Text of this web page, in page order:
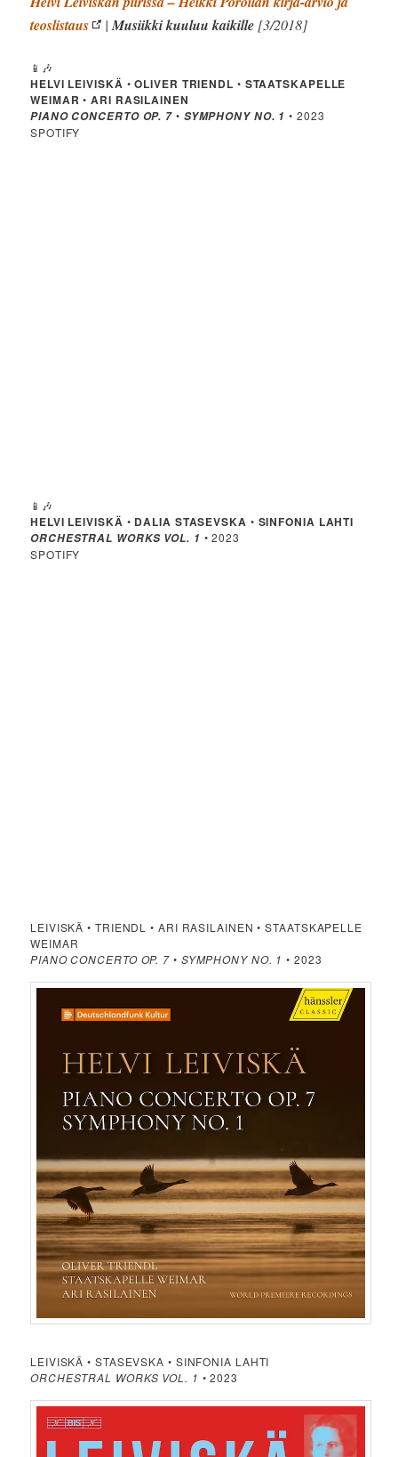
teoslistaus
|Musiikki kuuluu kaikille [3/2018]
📱🎶
HELVI LEIVISKÄ •OLIVER TRIENDL • STAATSKAPELLE
WEIMAR •ARI RASILAINEN
PIANO CONCERTO OP. 7 • SYMPHONY NO. 1 • 2023
SPOTIFY
📱🎶
HELVI LEIVISKÄ • DALIA STASEVSKA • SINFONIA LAHTI
ORCHESTRAL WORKS VOL. 1 • 2023
SPOTIFY
LEIVISKÄ • TRIENDL • ARI RASILAINEN • STAATSKAPELLE
WEIMAR
PIANO CONCERTO OP. 7 • SYMPHONY NO. 1 • 2023
LEIVISKÄ • STASEVSKA • SINFONIA LAHTI
ORCHESTRAL WORKS VOL. 1 • 2023